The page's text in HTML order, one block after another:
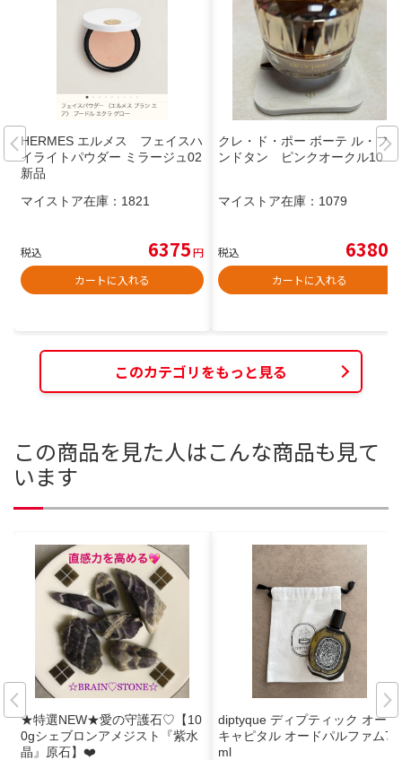
HERMES エルメス フェイスハ
イライトパウダー ミラージュ02
新品
マイストア在庫： 1821
税込 6375円
カートに入れる
クレ・ド・ポー ボーテ ル・フォ
ンドタン ピンクオークル10
マイストア在庫： 1079
税込 6380
カートに入れる
このカテゴリをもっと見る
この商品を見た人はこんな商品も見て
います
★特選NEW★愛の守護石♡【10
0gシェブロンアメジスト『紫水
晶』原石】❤️
diptyque ディプティック オー
キャピタル オードパルファム75
ml